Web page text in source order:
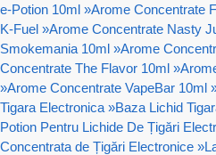
e-Potion 10ml »Arome Concentrate
K-Fuel »Arome Concentrate Nasty
Smokemania 10ml »Arome
Concentrate The Flavor 10ml »
»Arome Concentrate VapeBar 10ml
Tigara Electronica »Baza Lichid
Potion Pentru Lichide De Țigări
Concentrata de Țigări Electronice »